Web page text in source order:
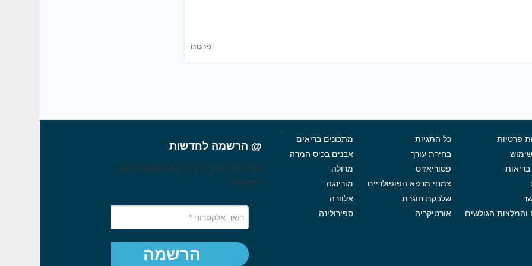
פרסם
פרטיות
בריאות
והמלצות הגולשים
כל התגיות
בחירת עורך
פסוריאזיס
צמחי מרפא הפופולריים
שלבקת חוגרת
אורטיקריה
מתכונים בריאים
אבנים בכיס המרה
מרולה
מורינגה
אלוורה
ספירולינה
@ הרשמה לחדשות
קבל את הטוב ביותר בתחום הבריאות
והרווחה
הרשמה